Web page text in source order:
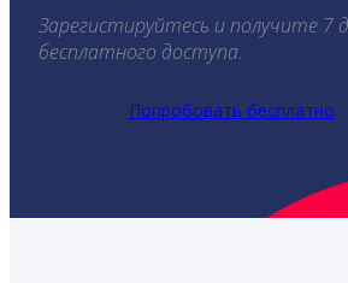
Зарегистируйтесь и получите 7
бесплатного доступа.
Попробовать бесплатно